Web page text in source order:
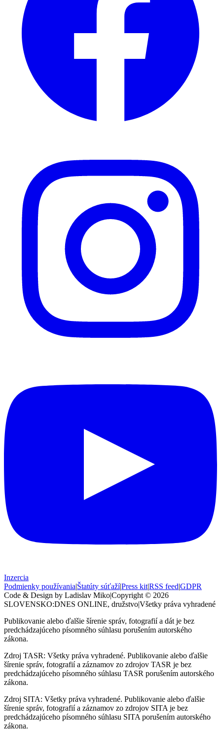
Inzercia
Podmienky používania|Štatúty súťaží|Press kit|RSS feed|GDPR
Code & Design by Ladislav Miko|Copyright © 2026
SLOVENSKO:DNES ONLINE, družstvo|Všetky práva vyhradené
Publikovanie alebo ďalšie šírenie správ, fotografií a dát je bez
predchádzajúceho písomného súhlasu porušením autorského
zákona.
Zdroj TASR: Všetky práva vyhradené. Publikovanie alebo ďalšie
šírenie správ, fotografií a záznamov zo zdrojov TASR je bez
predchádzajúceho písomného súhlasu TASR porušením autorského
zákona.
Zdroj SITA: Všetky práva vyhradené. Publikovanie alebo ďalšie
šírenie správ, fotografií a záznamov zo zdrojov SITA je bez
predchádzajúceho písomného súhlasu SITA porušením autorského
zákona.